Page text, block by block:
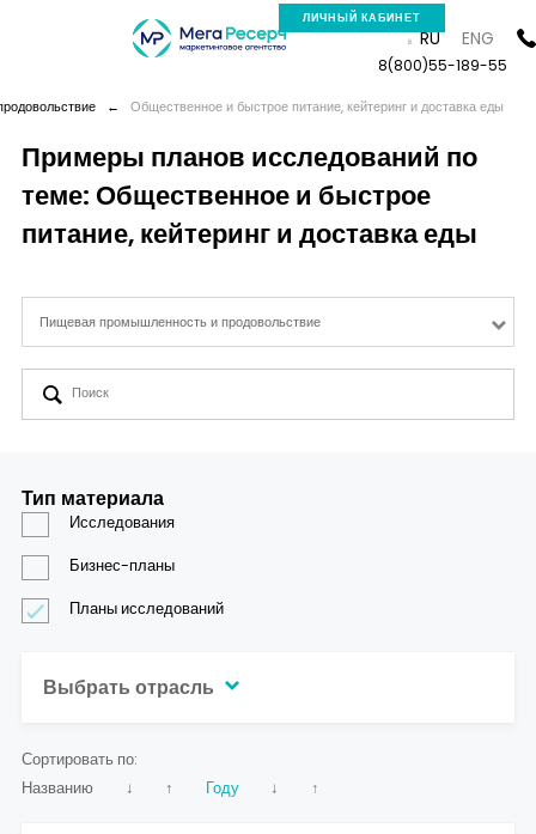
ЛИЧНЫЙ КАБИНЕТ
Компания
Новая реальность
Кейсы
Контакты
RU ENG
8(800)55-189-55
← Общественное и быстрое питание, кейтеринг и доставка еды
Примеры планов исследований по
теме: Общественное и быстрое
питание, кейтеринг и доставка еды
Пищевая промышленность и продовольствие
Сортировать по:
Названию
↓ ↑ Году ↓ ↑
Тип материала
Исследования
Бизнес-планы
Планы исследований
Выбрать отрасль